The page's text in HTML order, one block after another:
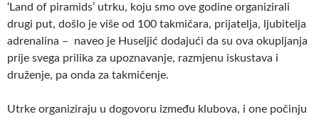
‘Land of piramids’ utrku, koju smo ove godine organizirali
drugi put, došlo je više od 100 takmičara, prijatelja, ljubitelja
adrenalina – naveo je Huseljić dodajući da su ova okupljanja
prije svega prilika za upoznavanje, razmjenu iskustava i
druženje, pa onda za takmičenje.
Utrke organiziraju u dogovoru između klubova, i one počinju